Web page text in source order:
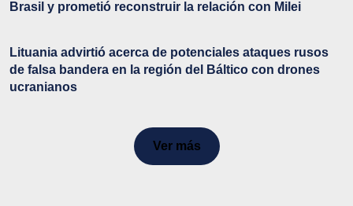
Brasil y prometió reconstruir la relación con Milei
Lituania advirtió acerca de potenciales ataques rusos
de falsa bandera en la región del Báltico con drones
ucranianos
Ver más